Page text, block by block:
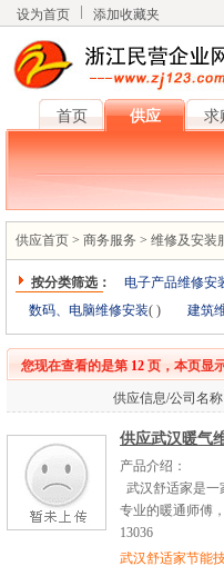
设为首页 添加收藏夹
首页 供应 求
供应首页 > 商务服务 > 维修及安装
按分类筛选： 电子产品维修安
数码、电脑维修安装( ) 建筑
您现在查看的是第 12 页，本页显
供应信息/公司名称
供应武汉暖气
产品介绍：
武汉舒适家是一
专业的暖通师傅
13036
武汉舒适家节能